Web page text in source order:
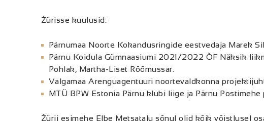
Žürisse kuulusid:
Pärnumaa Noorte Kokandusringide eestvedaja Marek
Pärnu Koidula Gümnaasiumi 2021/2022 ÕF Näksik
Pohlak, Martha-Liset Rõõmussar.
Valgamaa Arenguagentuuri noortevaldkonna
MTÜ BPW Estonia Pärnu klubi liige ja Pärnu Postimehe
Žürii esimehe Elbe Metsatalu sõnul olid kõik võistlusel